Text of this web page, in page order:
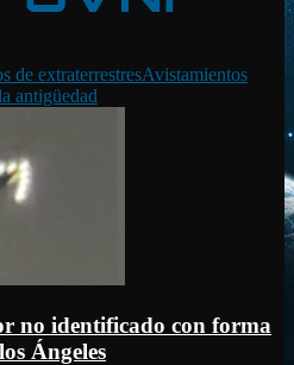
de extraterrestresAvistamientos
antigüedad
no identificado con forma
Ángeles